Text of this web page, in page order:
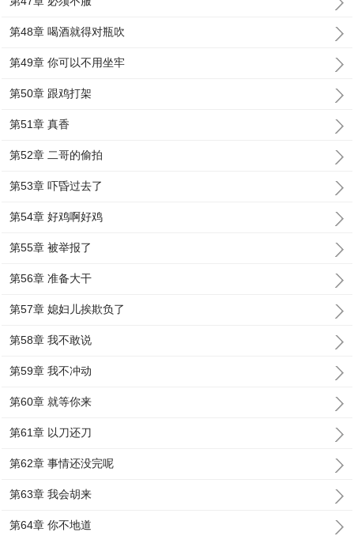
第48章 喝酒就得对瓶吹
第49章 你可以不用坐牢
第50章 跟鸡打架
第51章 真香
第52章 二哥的偷拍
第53章 吓昏过去了
第54章 好鸡啊好鸡
第55章 被举报了
第56章 准备大干
第57章 媳妇儿挨欺负了
第58章 我不敢说
第59章 我不冲动
第60章 就等你来
第61章 以刀还刀
第62章 事情还没完呢
第63章 我会胡来
第64章 你不地道